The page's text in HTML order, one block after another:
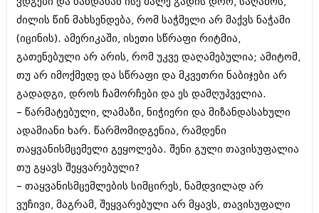
იანვარი 2016 (206)
დეკემბერი 2015 (207)
ნოემბერი 2015 (264)
ოქტომბერი 2015 (204)
სექტემბერი 2015 (215)
აგვისტო 2015 (286)
ივლისი 2015 (173)
ივნისი 2015 (261)
აპრილი 2015 (208)
მარტი 2015 (365)
თებერვალი 2015 (286)
იანვარი 2015 (247)
დეკემბერი 2014 (342)
ნოემბერი 2014 (290)
ძილის წინ მახსენდება, რომ საჭმელი არ მაქვს ნაჭამი
(იცინის). ამერიკაში, ისეთი სწრაფი რიტმია,
გათენებული არ არის, რომ უკვე დაღამებულია; ამიტომ,
თუ არ იმოქმედე და სწრაფი და მკვეთრი ნაბიჯები არ
გადადგი, დროს ჩამორჩები და ეს დამღუპველია.
– წარმატებული, ლამაზი, ნიჭიერი და მიზანდასახული
ადამიანი ხარ. წარმომიდგენია, რამდენი
თაყვანისმცემელი გეყოლება. შენი გული თავისუფალია
თუ გყავს შეყვარებული?
– თაყვანისმცემლების სიმცირეს, ნამდვილად არ
ვუჩივი, მაგრამ, შეყვარებული არ მყავს, თავისუფალი